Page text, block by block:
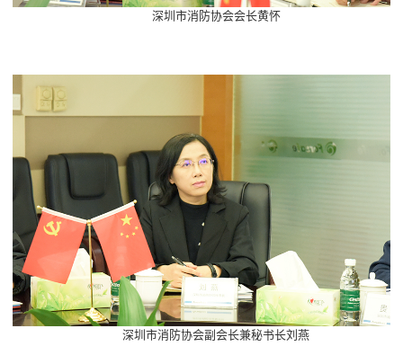
深圳市消防协会会长黄怀
深圳市消防协会副会长兼秘书长刘燕